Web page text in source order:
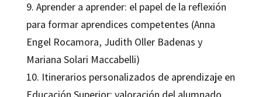
9. Aprender a aprender: el papel de la reflexión
para formar aprendices competentes (Anna
Engel Rocamora, Judith Oller Badenas y
Mariana Solari Maccabelli)
10. Itinerarios personalizados de aprendizaje en
Educación Superior: valoración del alumnado